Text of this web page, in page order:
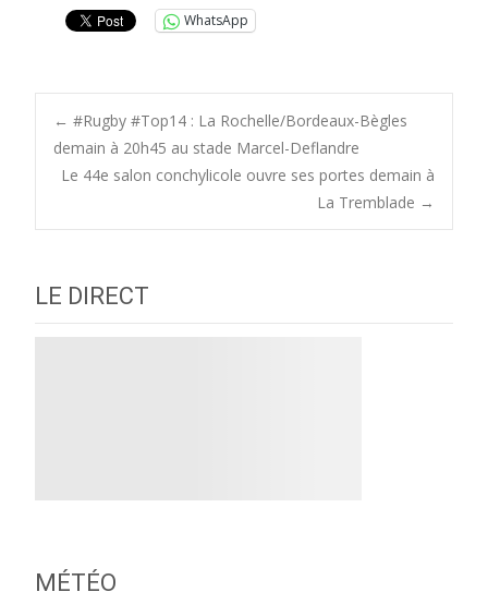
WhatsApp
Post
navigation
← #Rugby #Top14 : La Rochelle/Bordeaux-Bègles
demain à 20h45 au stade Marcel-Deflandre
Le 44e salon conchylicole ouvre ses portes demain à
La Tremblade →
LE DIRECT
MÉTÉO